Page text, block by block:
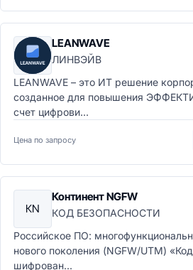
LEANWAVE
ЛИНВЭЙВ
LEANWAVE – это ИТ решение
созданное для повышения
счет цифрови...
Цена по запросу
КN
Континент NGFW
КОД БЕЗОПАСНОСТИ
Российское ПО:
нового поколения (NGFW/UTM)
шифрован...